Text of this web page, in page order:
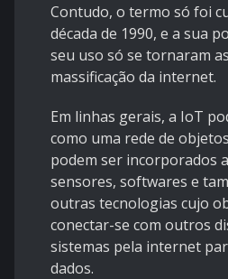
Contudo, o termo só foi
década de 1990, e a sua
seu uso só se tornaram
massificação da internet.
Em linhas gerais, a IoT
como uma rede de
podem ser incorporados
sensores, softwares e
outras tecnologias cujo
conectar-se com outros
sistemas pela internet
dados.